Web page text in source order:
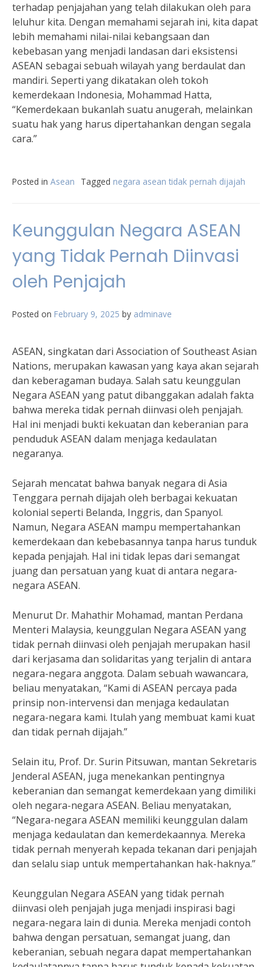
terhadap penjajahan yang telah dilakukan oleh para
leluhur kita. Dengan memahami sejarah ini, kita dapat
lebih memahami nilai-nilai kebangsaan dan
kebebasan yang menjadi landasan dari eksistensi
ASEAN sebagai sebuah wilayah yang berdaulat dan
mandiri. Seperti yang dikatakan oleh tokoh
kemerdekaan Indonesia, Mohammad Hatta,
“Kemerdekaan bukanlah suatu anugerah, melainkan
suatu hak yang harus dipertahankan dengan segala
cara.”
Posted in Asean Tagged negara asean tidak pernah dijajah
Keunggulan Negara ASEAN
yang Tidak Pernah Diinvasi
oleh Penjajah
Posted on February 9, 2025 by adminave
ASEAN, singkatan dari Association of Southeast Asian
Nations, merupakan kawasan yang kaya akan sejarah
dan keberagaman budaya. Salah satu keunggulan
Negara ASEAN yang patut dibanggakan adalah fakta
bahwa mereka tidak pernah diinvasi oleh penjajah.
Hal ini menjadi bukti kekuatan dan keberanian para
penduduk ASEAN dalam menjaga kedaulatan
negaranya.
Sejarah mencatat bahwa banyak negara di Asia
Tenggara pernah dijajah oleh berbagai kekuatan
kolonial seperti Belanda, Inggris, dan Spanyol.
Namun, Negara ASEAN mampu mempertahankan
kemerdekaan dan kebebasannya tanpa harus tunduk
kepada penjajah. Hal ini tidak lepas dari semangat
juang dan persatuan yang kuat di antara negara-
negara ASEAN.
Menurut Dr. Mahathir Mohamad, mantan Perdana
Menteri Malaysia, keunggulan Negara ASEAN yang
tidak pernah diinvasi oleh penjajah merupakan hasil
dari kerjasama dan solidaritas yang terjalin di antara
negara-negara anggota. Dalam sebuah wawancara,
beliau menyatakan, “Kami di ASEAN percaya pada
prinsip non-intervensi dan menjaga kedaulatan
negara-negara kami. Itulah yang membuat kami kuat
dan tidak pernah dijajah.”
Selain itu, Prof. Dr. Surin Pitsuwan, mantan Sekretaris
Jenderal ASEAN, juga menekankan pentingnya
keberanian dan semangat kemerdekaan yang dimiliki
oleh negara-negara ASEAN. Beliau menyatakan,
“Negara-negara ASEAN memiliki keunggulan dalam
menjaga kedaulatan dan kemerdekaannya. Mereka
tidak pernah menyerah kepada tekanan dari penjajah
dan selalu siap untuk mempertahankan hak-haknya.”
Keunggulan Negara ASEAN yang tidak pernah
diinvasi oleh penjajah juga menjadi inspirasi bagi
negara-negara lain di dunia. Mereka menjadi contoh
bahwa dengan persatuan, semangat juang, dan
keberanian, sebuah negara dapat mempertahankan